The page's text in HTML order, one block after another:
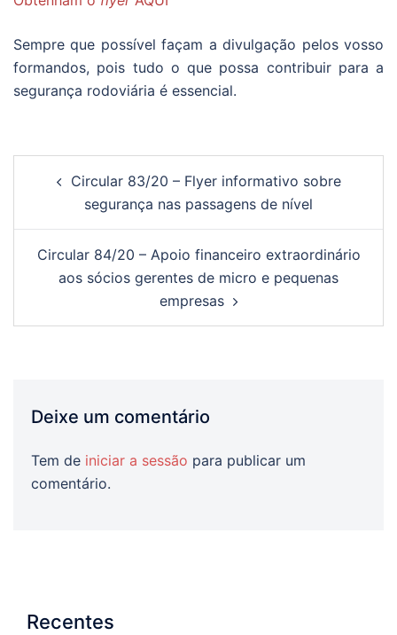
Sempre que possível façam a divulgação pelos vosso
formandos, pois tudo o que possa contribuir para a
segurança rodoviária é essencial.
Circular 83/20 – Flyer informativo sobre
segurança nas passagens de nível
Circular 84/20 – Apoio financeiro extraordinário
aos sócios gerentes de micro e pequenas
empresas
Deixe um comentário
Tem de iniciar a sessão para publicar um
comentário.
Recentes